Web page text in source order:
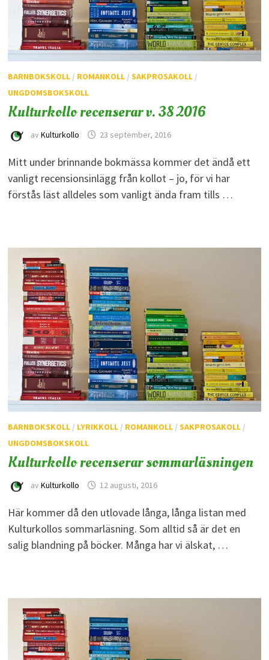
BARNBOKSKOLL/ ROMANKOLL/ SAKPROSAKOLL/
UNGDOMSBOKSKOLL
Kulturkollo recenserar v. 38 2016
av Kulturkollo 23 september, 2016
Mitt under brinnande bokmässa kommer det ändå ett
vanligt recensionsinlägg från kollot – jo, för vi har
förstås läst alldeles som vanligt ända fram tills …
BARNBOKSKOLL/ LYRIKKOLL/ ROMANKOLL/ SAKPROSAKOLL/
UNGDOMSBOKSKOLL
Kulturkollo recenserar sommarläsningen
av Kulturkollo 12 augusti, 2016
Här kommer då den utlovade långa, långa listan med
Kulturkollos sommarläsning. Som alltid så är det en
salig blandning på böcker. Många har vi älskat, …